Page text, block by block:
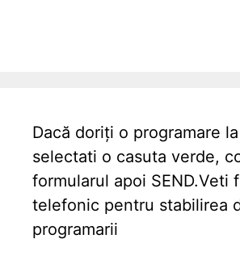
Dacă doriți o programare
selectati o casuta verde,
formularul apoi SEND.Veti
telefonic pentru stabilirea
programarii